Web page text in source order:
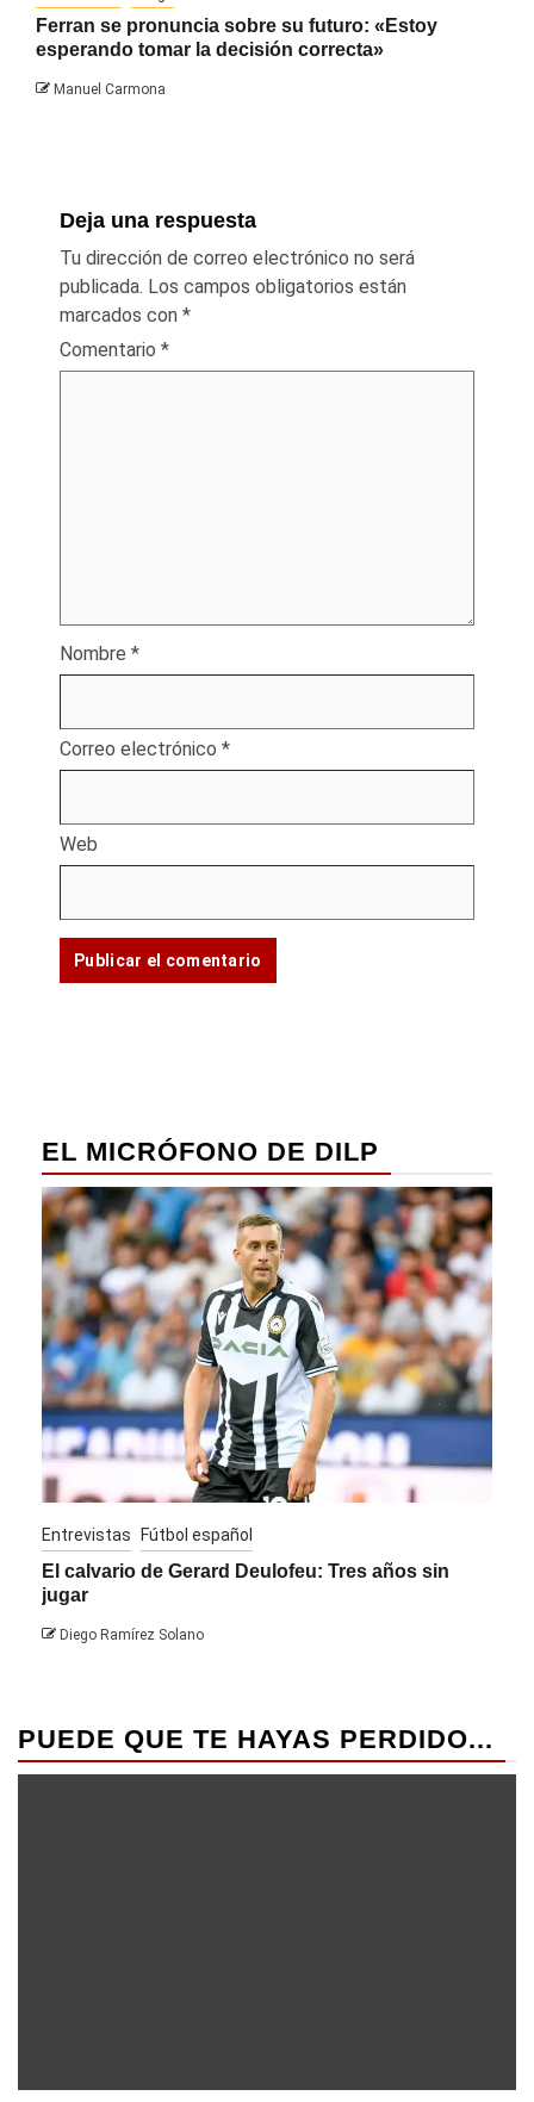
Ferran se pronuncia sobre su futuro: «Estoy
esperando tomar la decisión correcta»
Manuel Carmona
Deja una respuesta
Tu dirección de correo electrónico no será
publicada. Los campos obligatorios están
marcados con *
Comentario *
Nombre *
Correo electrónico *
Web
EL MICRÓFONO DE DILP
Entrevistas Fútbol español
El calvario de Gerard Deulofeu: Tres años sin
jugar
Diego Ramírez Solano
PUEDE QUE TE HAYAS PERDIDO...